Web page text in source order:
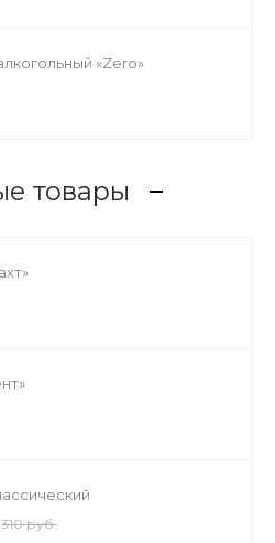
«Zero»
товары
310 руб.